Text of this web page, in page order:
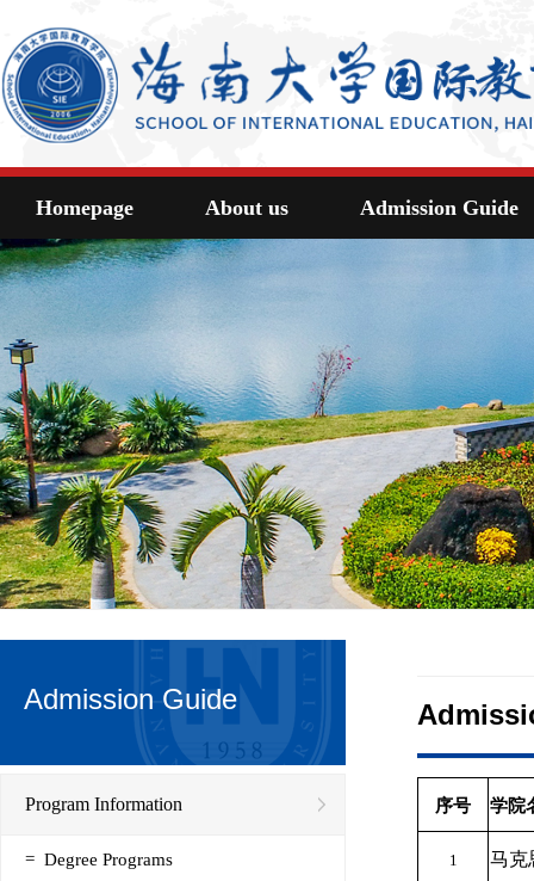
Homepage About us Admission Guide
Admission Guide
Program Information
= Degree Programs
序号 学院
1 马克